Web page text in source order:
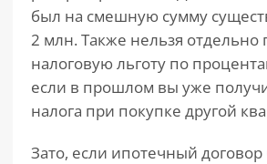
был на смешную сумму
2 млн. Также нельзя отдельно
налоговую льготу по
если в прошлом вы уже
налога при покупке другой
Зато, если ипотечный